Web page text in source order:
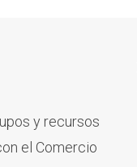
y recursos
el Comercio